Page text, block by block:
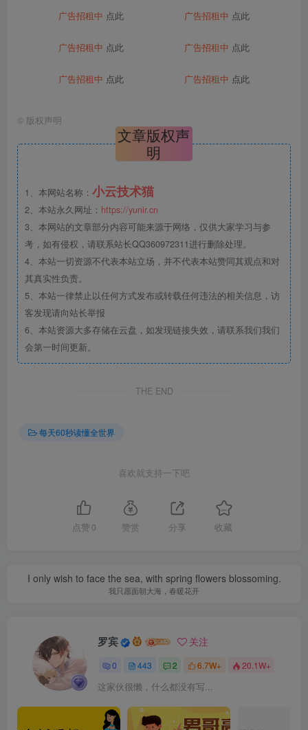
广告招租中 点此 广告招租中 点此
广告招租中 点此 广告招租中 点此
广告招租中 点此 广告招租中 点此
© 版权声明
文章版权声
明
1、本网站名称： 小云技术猫
2、本站永久网址： https://yunir.cn
3、本网站的文章部分内容可能来源于网络，仅供大家学习与参
考，如有侵权，请联系站长QQ360972311进行删除处理。
4、本站一切资源不代表本站立场，并不代表本站赞同其观点和对
其真实性负责。
5、本站一律禁止以任何方式发布或转载任何违法的相关信息，访
客发现请向站长举报
6、本站资源大多存储在云盘，如发现链接失效，请联系我们我们
会第一时间更新。
THE END
每天60秒读懂全世界
喜欢就支持一下吧
点赞 0 赞赏 分享 收藏
I only wish to face the sea, with spring flowers blossoming.
我只愿面朝大海，春暖花开
罗宾 关注
0 443 2 6.7W+ 20.1W+
这家伙很懒，什么都没有写...